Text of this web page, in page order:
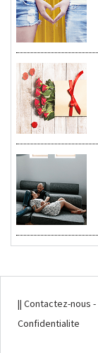
|| Contactez-nous -
Confidentialite